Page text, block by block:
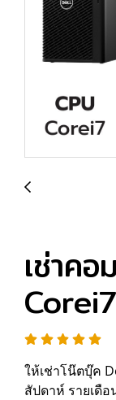
เช่าค
Corei7
ให้เช่าโน๊ตบุ๊ค
สัปดาห์ รายเดื